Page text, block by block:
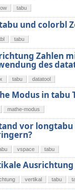
tabu
und colorbl
tabu
Zahlen
des
tabu datatool
Modus in tabu
mathe-modus
vor
vspace tabu
Ausrichtung
vertikal tabu